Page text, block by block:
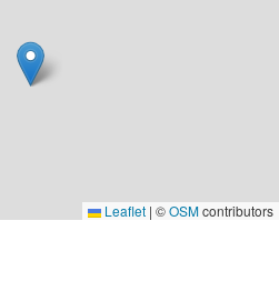
Leaflet | ©OSMcontributors